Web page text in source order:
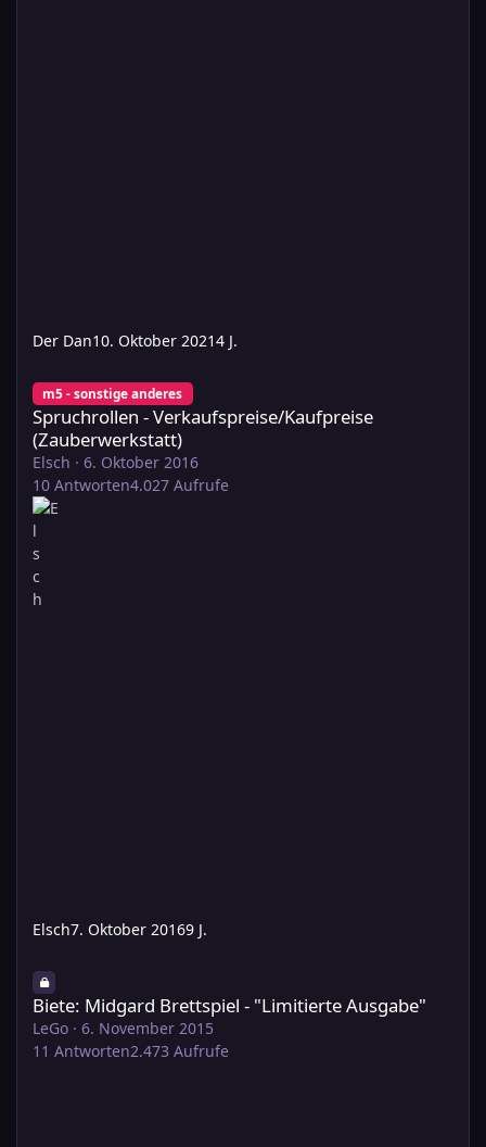
Der Dan10. Oktober 20214 J.
m5 - sonstige anderes
Spruchrollen - Verkaufspreise/Kaufpreise
(Zauberwerkstatt)
Elsch · 6. Oktober 2016
10 Antworten4.027 Aufrufe
Elsch7. Oktober 20169 J.
Biete: Midgard Brettspiel - "Limitierte Ausgabe"
Biete: Midgard Brettspiel - "Limitierte Ausgabe"
LeGo · 6. November 2015
11 Antworten2.473 Aufrufe